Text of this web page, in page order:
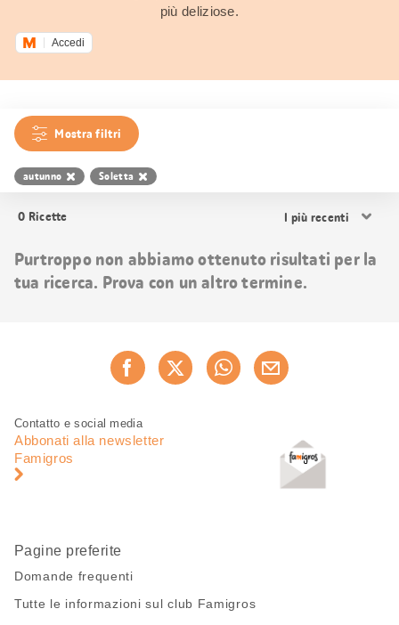
più deliziose.
Accedi
Mostra filtri
autunno Soletta
0 Ricette
i
Purtroppo non abbiamo ottenuto risultati per la
tua ricerca. Prova con un altro termine.
Consiglia ora
Piè
pagina
Navigazione
pagina
Contatto e social media
Abbonati alla newsletter
Famigros
Pagine preferite
Domande frequenti
Tutte le informazioni sul club Famigros